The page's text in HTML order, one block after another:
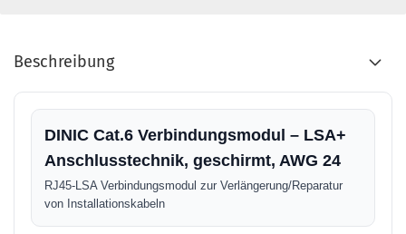
Beschreibung
DINIC Cat.6 Verbindungsmodul – LSA+
Anschlusstechnik, geschirmt, AWG 24
RJ45-LSA Verbindungsmodul zur Verlängerung/Reparatur
von Installationskabeln